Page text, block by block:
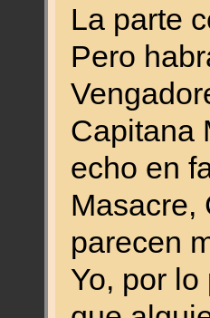
La parte
Pero
Capitana
echo en
Masacre,
parecen
Yo, por